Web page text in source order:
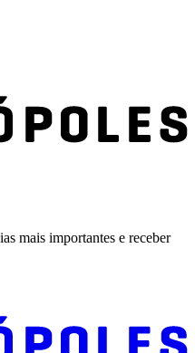
mais importantes e receber